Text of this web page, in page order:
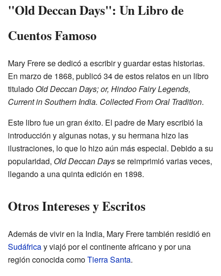
"Old Deccan Days": Un Libro de
Cuentos Famoso
Mary Frere se dedicó a escribir y guardar estas historias.
En marzo de 1868, publicó 34 de estos relatos en un libro
titulado Old Deccan Days; or, Hindoo Fairy Legends,
Current in Southern India. Collected From Oral Tradition.
Este libro fue un gran éxito. El padre de Mary escribió la
introducción y algunas notas, y su hermana hizo las
ilustraciones, lo que lo hizo aún más especial. Debido a su
popularidad, Old Deccan Daysse reimprimió varias veces,
llegando a una quinta edición en 1898.
Otros Intereses y Escritos
Además de vivir en la India, Mary Frere también residió en
Sudáfricay viajó por el continente africano y por una
región conocida comoTierra Santa.